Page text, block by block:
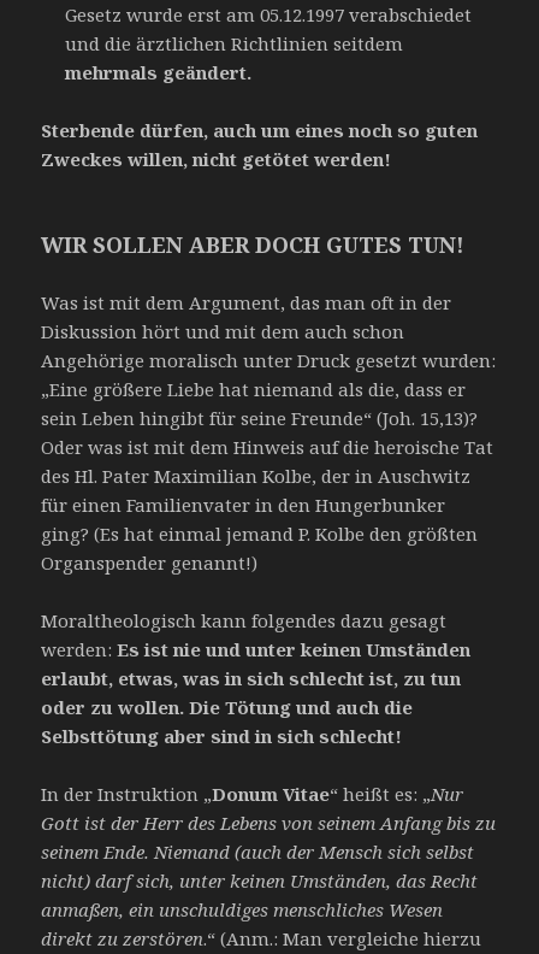
Gesetz wurde erst am 05.12.1997 verabschiedet
und die ärztlichen Richtlinien seitdem
mehrmals geändert.
Sterbende dürfen, auch um eines noch so guten
Zweckes willen, nicht getötet werden!
WIR SOLLEN ABER DOCH GUTES TUN!
Was ist mit dem Argument, das man oft in der
Diskussion hört und mit dem auch schon
Angehörige moralisch unter Druck gesetzt wurden:
„Eine größere Liebe hat niemand als die, dass er
sein Leben hingibt für seine Freunde“ (Joh. 15,13)?
Oder was ist mit dem Hinweis auf die heroische Tat
des Hl. Pater Maximilian Kolbe, der in Auschwitz
für einen Familienvater in den Hungerbunker
ging? (Es hat einmal jemand P. Kolbe den größten
Organspender genannt!)
Moraltheologisch kann folgendes dazu gesagt
werden:Es ist nie und unter keinen Umständen
erlaubt, etwas, was in sich schlecht ist, zu tun
oder zu wollen. Die Tötung und auch die
Selbsttötung aber sind in sich schlecht!
In der Instruktion „Donum Vitae“ heißt es: „Nur
Gott ist der Herr des Lebens von seinem Anfang bis zu
seinem Ende. Niemand (auch der Mensch sich selbst
nicht) darf sich, unter keinen Umständen, das Recht
anmaßen, ein unschuldiges menschliches Wesen
direkt zu zerstören.“ (Anm.: Man vergleiche hierzu